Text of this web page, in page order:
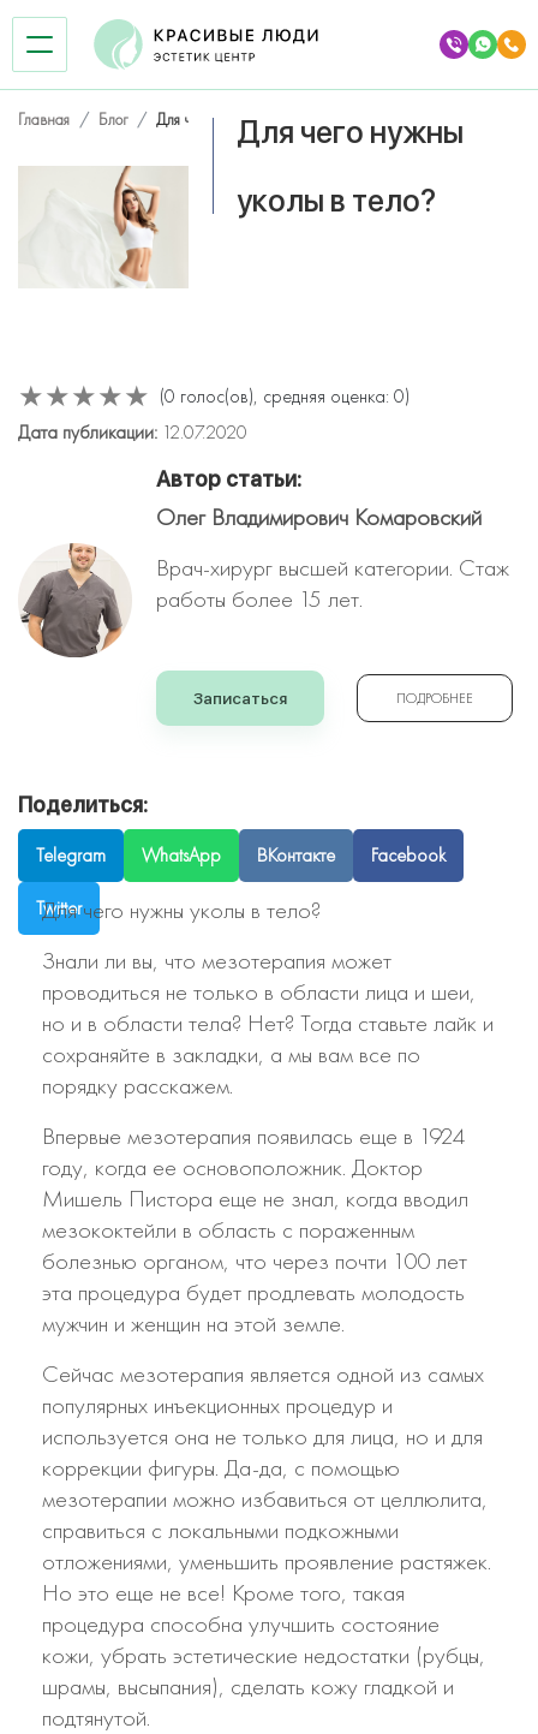
Лазерная косметология
Косметология
Главная Блог Для чего нужны уколы в тело?
Для чего нужны
уколы в тело?
★★★★★ (0 голос(ов), средняя оценка: 0)
Дата публикации: 12.07.2020
Автор статьи:
Олег Владимирович Комаровский
Врач-хирург высшей категории. Стаж
работы более 15 лет.
Записаться ПОДРОБНЕЕ
Поделиться:
Telegram
WhatsApp ВКонтакте Facebook
Twitter
Для чего нужны уколы в тело?
Знали ли вы, что мезотерапия может
проводиться не только в области лица и шеи,
но и в области тела? Нет? Тогда ставьте лайк и
сохраняйте в закладки, а мы вам все по
порядку расскажем.
Впервые мезотерапия появилась еще в 1924
году, когда ее основоположник. Доктор
Мишель Пистора еще не знал, когда вводил
мезококтейли в область с пораженным
болезнью органом, что через почти 100 лет
эта процедура будет продлевать молодость
мужчин и женщин на этой земле.
Сейчас мезотерапия является одной из самых
популярных инъекционных процедур и
используется она не только для лица, но и для
коррекции фигуры. Да-да, с помощью
мезотерапии можно избавиться от целлюлита,
справиться с локальными подкожными
отложениями, уменьшить проявление растяжек.
Но это еще не все! Кроме того, такая
процедура способна улучшить состояние
кожи, убрать эстетические недостатки (рубцы,
шрамы, высыпания), сделать кожу гладкой и
подтянутой.